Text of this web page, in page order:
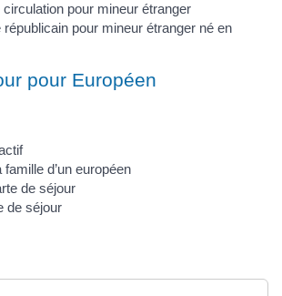
pour mineur étranger
républicain pour mineur étranger né en
pour Européen
d’un européen
de séjour
de séjour